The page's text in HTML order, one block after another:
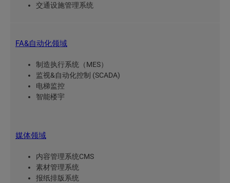
交通设施管理系统
FA&自动化领域
制造执行系统（MES）
监视&自动化控制 (SCADA)
电梯监控
智能楼宇
媒体领域
内容管理系统CMS
素材管理系统
报纸排版系统